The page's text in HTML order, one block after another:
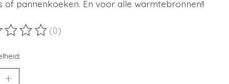
of pannenkoeken. En voor alle warmtebronnen!!
van dit product is
(0)